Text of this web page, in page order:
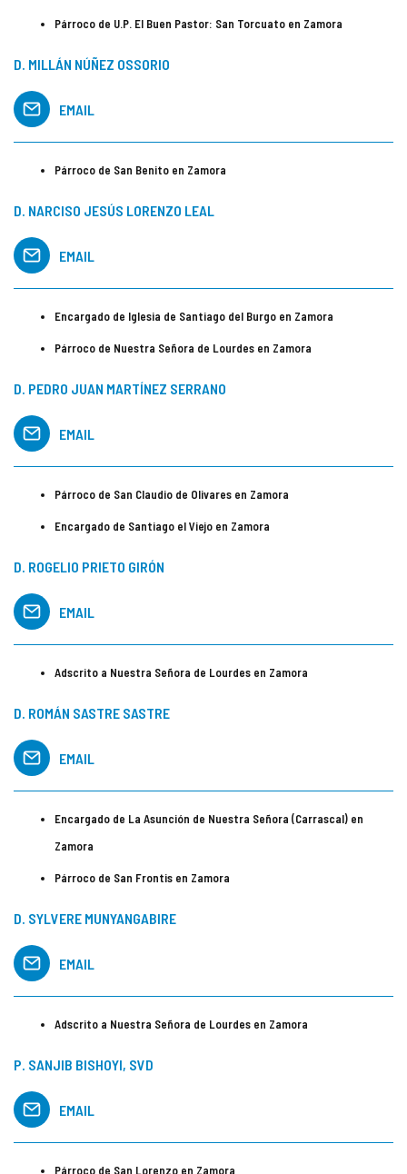
Párroco de U.P. El Buen Pastor: San Torcuato en Zamora
D. MILLÁN NÚÑEZ OSSORIO
EMAIL
Párroco de San Benito en Zamora
D. NARCISO JESÚS LORENZO LEAL
EMAIL
Encargado de Iglesia de Santiago del Burgo en Zamora
Párroco de Nuestra Señora de Lourdes en Zamora
D. PEDRO JUAN MARTÍNEZ SERRANO
EMAIL
Párroco de San Claudio de Olivares en Zamora
Encargado de Santiago el Viejo en Zamora
D. ROGELIO PRIETO GIRÓN
EMAIL
Adscrito a Nuestra Señora de Lourdes en Zamora
D. ROMÁN SASTRE SASTRE
EMAIL
Encargado de La Asunción de Nuestra Señora (Carrascal) en
Zamora
Párroco de San Frontis en Zamora
D. SYLVERE MUNYANGABIRE
EMAIL
Adscrito a Nuestra Señora de Lourdes en Zamora
P. SANJIB BISHOYI, SVD
EMAIL
Párroco de San Lorenzo en Zamora